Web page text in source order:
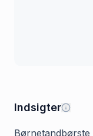
Indsigter